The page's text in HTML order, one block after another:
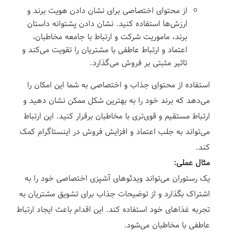
از محتوای اختصاصی برای نشان دادن هویت برند و
ارزش‌ها استفاده کنید. نشان دادن پشتوانه داستان
برند، ماموریت شرکت و ارتباط با جامعه مخاطبان،
اعتماد و ارتباط عاطفی با مشتریان را تقویت می‌کند و
تاثیر مثبتی بر فروش می‌گذارد.
استفاده از محتوای جذاب و اختصاصی به شما این امکان را
می‌دهد که برند خود را به بهترین شکل ممکن نشان دهید و
ارتباط مستقیم و قوی‌تری با مخاطبان برقرار کنید. این ارتباط
می‌تواند به جلب اعتماد و افزایش فروش در اینستاگرام کمک
کند.
مثال عملی:
یک رستوران می‌تواند ویدئوهای آشپزی اختصاصی خود را به
اشتراک بگذارد و از توضیحات جذاب برای تشویق مشتریان به
تجربه غذاهای خود استفاده کند. این اقدام باعث ایجاد ارتباط
عاطفی با مخاطبان می‌شود.